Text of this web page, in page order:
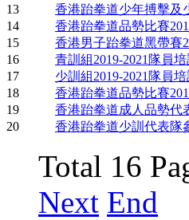
13
香港跆拳道少年搏擊及
14
香港跆拳道品勢比賽
15
香港男子跆拳道黑帶賽
16
青訓組2019-2021隊員
17
少訓組2019-2021隊員
18
香港跆拳道品勢比賽
19
香港跆拳道成人品勢代
20
香港跆拳道少訓代表隊
Total 16
Next End